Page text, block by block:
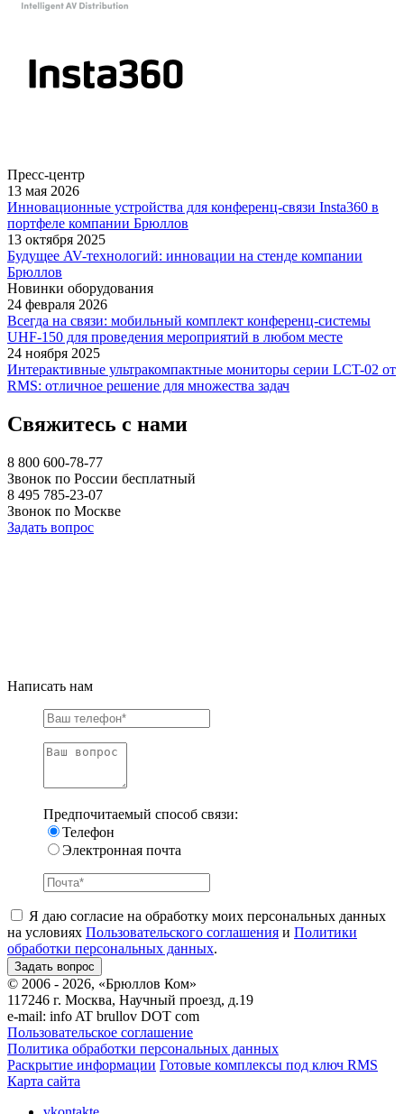
Пресс-центр
13 мая 2026
Инновационные устройства для конференц-связи Insta360 в
портфеле компании Брюллов
13 октября 2025
Будущее AV-технологий: инновации на стенде компании
Брюллов
Новинки оборудования
24 февраля 2026
Всегда на связи: мобильный комплект конференц-системы
UHF-150 для проведения мероприятий в любом месте
24 ноября 2025
Интерактивные ультракомпактные мониторы серии LCT-02 от
RMS: отличное решение для множества задач
Свяжитесь с нами
8 800 600-78-77
Звонок по России бесплатный
8 495 785-23-07
Звонок по Москве
Задать вопрос
Написать нам
Предпочитаемый способ связи:
Телефон
Электронная почта
Я даю согласие на обработку моих персональных данных
на условиях Пользовательского соглашения и Политики
обработки персональных данных.
© 2006 - 2026, «Брюллов Ком»
117246 г. Москва, Научный проезд, д.19
e-mail: info AT brullov DOT com
Пользовательское соглашение
Политика обработки персональных данных
Раскрытие информации Готовые комплексы под ключ RMS
Карта сайта